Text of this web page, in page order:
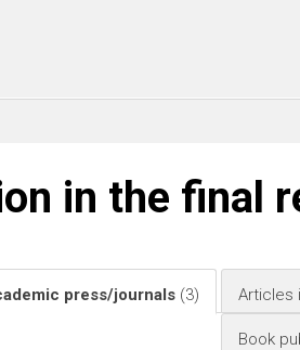
in the final
press/journals (3) Articles
Book